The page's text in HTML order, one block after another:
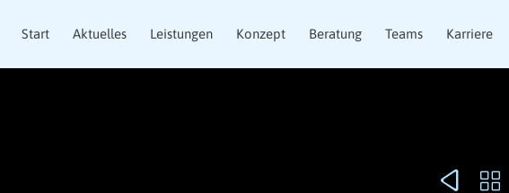
Start Aktuelles Leistungen Konzept Beratung Teams Karriere
 